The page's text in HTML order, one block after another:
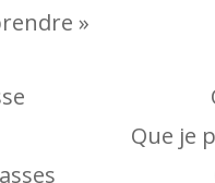
»
Que je
aimasses